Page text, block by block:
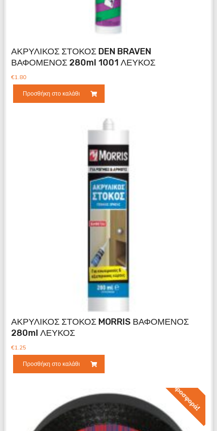
ΑΚΡΥΛΙΚΟΣ ΣΤΟΚΟΣ DEN BRAVEN
ΒΑΦΟΜΕΝΟΣ 280ml 1001 ΛΕΥΚΟΣ
€1.80
Προσθήκη στο καλάθι
ΑΚΡΥΛΙΚΟΣ ΣΤΟΚΟΣ MORRIS ΒΑΦΟΜΕΝΟΣ
280ml ΛΕΥΚΟΣ
€1.25
Προσθήκη στο καλάθι
Προσφορά!